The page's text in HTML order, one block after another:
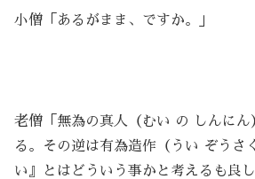
小僧「あるがまま、ですか。」
老僧「無為の真人（むい の しんにん
る。その逆は有為造作（うい ぞうさ
い』とはどういう事かと考えるも良